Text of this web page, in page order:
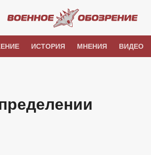
ИСТОРИЯ МНЕНИЯ ВИДЕО